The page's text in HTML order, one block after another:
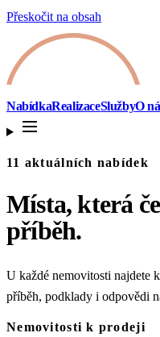
Přeskočit na obsah
NabídkaRealizaceSlužbyO
11 aktuálních nabídek
Místa, která
příběh.
U každé nemovitosti najdete
příběh, podklady i odpovědi
Nemovitosti k prodeji